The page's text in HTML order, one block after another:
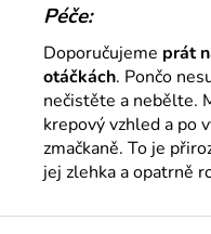
Péče:
Doporučujeme prát
otáčkách. Pončo
nečistěte a nebělte.
krepový vzhled a po
zmačkaně. To je
jej zlehka a opatrně